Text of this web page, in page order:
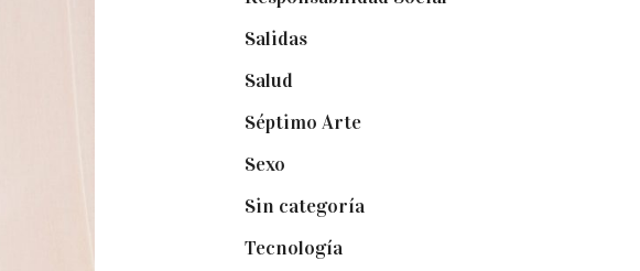
Salidas(16)
Salud
Séptimo Arte(40)
Sexo
Sin categoría(2)
Tecnología(3)